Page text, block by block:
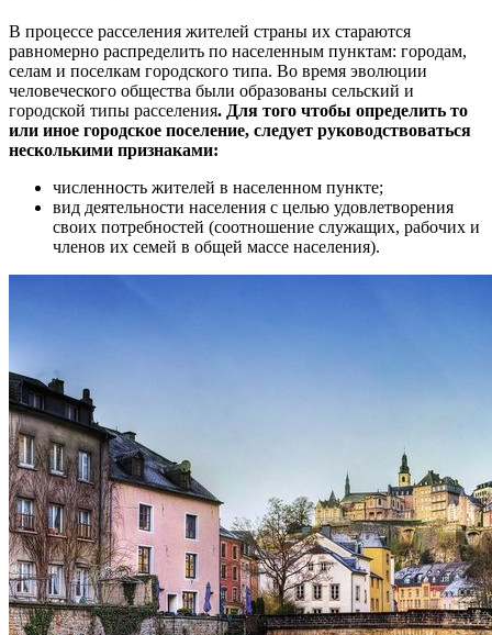
В процессе расселения жителей страны их стараются
равномерно распределить по населенным пунктам: городам,
селам и поселкам городского типа. Во время эволюции
человеческого общества были образованы сельский и
городской типы расселения. Для того чтобы определить то
или иное городское поселение, следует руководствоваться
несколькими признаками:
численность жителей в населенном пункте;
вид деятельности населения с целью удовлетворения
своих потребностей (соотношение служащих, рабочих и
членов их семей в общей массе населения).